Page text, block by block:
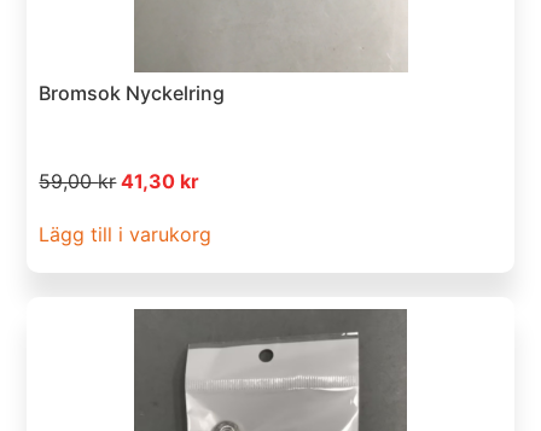
Bromsok Nyckelring
59,00kr 41,30 kr
Lägg till i varukorg